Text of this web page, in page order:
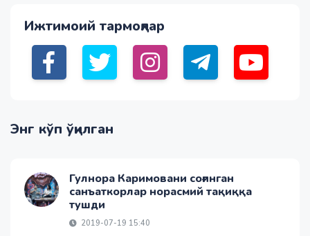
Ижтимоий тармоқлар
Энг кўп ўқилган
Гулнора Каримовани соғинган
санъаткорлар норасмий тақиққа
тушди
2019-07-19 15:40